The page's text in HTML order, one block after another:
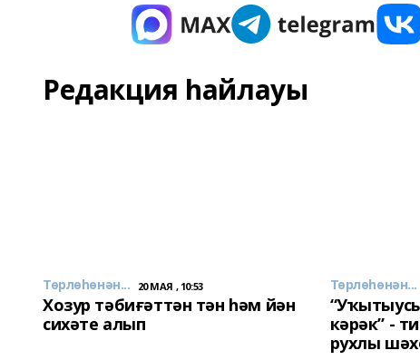
Редакция һайлауы
Төрлөһөнән... 20 МАЯ , 10:53
Хозур тәбиғәттән тән һәм йән
сихәте алып
Төрлөһөнән...
кәрәк” -
рухлы